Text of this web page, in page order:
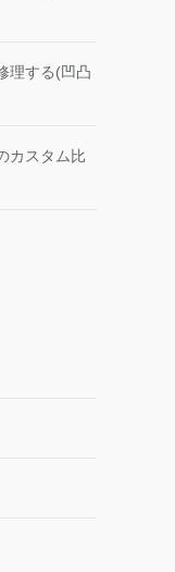
理する(凹凸
カスタム比